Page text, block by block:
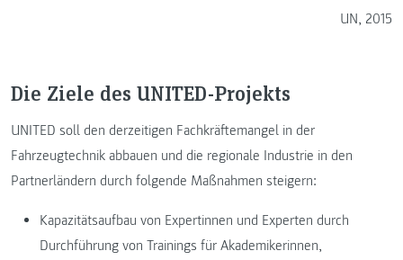
UN, 2015
Die Ziele des UNITED-Projekts
UNITED soll den derzeitigen Fachkräftemangel in der
Fahrzeugtechnik abbauen und die regionale Industrie in den
Partnerländern durch folgende Maßnahmen steigern:
Kapazitätsaufbau von Expertinnen und Experten durch
Durchführung von Trainings für Akademikerinnen,